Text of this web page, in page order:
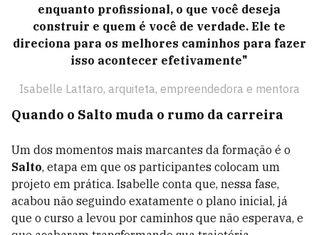
enquanto profissional, o que você deseja
construir e quem é você de verdade. Ele te
direciona para os melhores caminhos para fazer
isso acontecer efetivamente"
Isabelle Lattaro, arquiteta, empreendedora e mentora
Quando o Salto muda o rumo da carreira
Um dos momentos mais marcantes da formação é o
Salto, etapa em que os participantes colocam um
projeto em prática. Isabelle conta que, nessa fase,
acabou não seguindo exatamente o plano inicial, já
que o curso a levou por caminhos que não esperava, e